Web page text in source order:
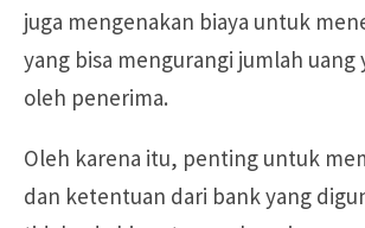
juga mengenakan biaya untuk
yang bisa mengurangi jumlah uang
oleh penerima.
Oleh karena itu, penting untuk
dan ketentuan dari bank yang